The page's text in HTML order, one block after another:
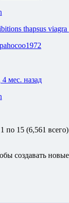
thapsus
pahocoo1972
4 мес. назад
по 15 (6,561 всего)
создавать